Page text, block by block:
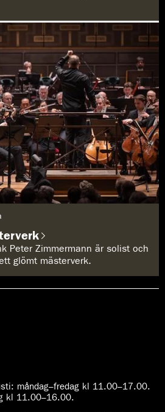
Peter Zimmermann är solist och
glömt mästerverk.
måndag–fredag kl 11.00–17.00.
kl 11.00–16.00.